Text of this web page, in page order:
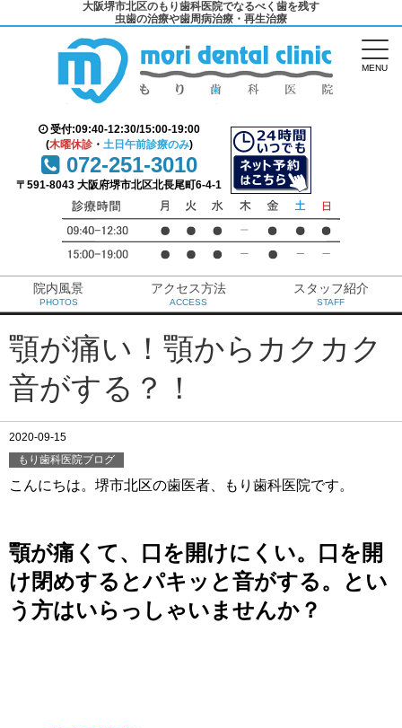
大阪堺市北区のもり歯科医院でなるべく歯を残す
虫歯の治療や歯周病治療・再生治療
受付:09:40-12:30/15:00-19:00
(木曜休診・ 土日午前診療のみ)
072-251-3010
〒591-8043 大阪府堺市北区北長尾町6-4-1
院内風景
PHOTOS
アクセス方法
ACCESS
スタッフ紹介
STAFF
MENU
顎が痛い！顎からカクカク
音がする？！
2020-09-15
もり歯科医院ブログ
こんにちは。堺市北区の歯医者、もり歯科医院です。
顎が痛くて、口を開けにくい。口を開
け閉めするとパキッと音がする。とい
う方はいらっしゃいませんか？